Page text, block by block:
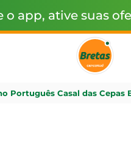
o app, ative suas
Português Casal das Cepas